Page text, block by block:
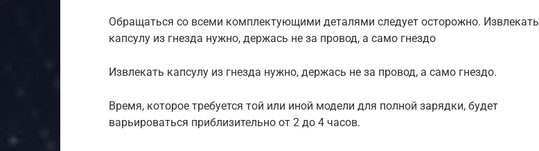
Обращаться со всеми комплектующими деталями следует осторожно. Извлекать
капсулу из гнезда нужно, держась не за провод, а само гнездо
Извлекать капсулу из гнезда нужно, держась не за провод, а само гнездо.
Время, которое требуется той или иной модели для полной зарядки, будет
варьироваться приблизительно от 2 до 4 часов.